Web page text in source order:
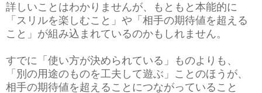
詳しいことはわかりませんが、もともと本能的に
「スリルを楽しむこと」や「相手の期待値を超える
こと」が組み込まれているのかもしれません。
すでに「使い方が決められている」ものよりも、
「別の用途のものを工夫して遊ぶ」ことのほうが、
相手の期待値を超えることにつながっていること